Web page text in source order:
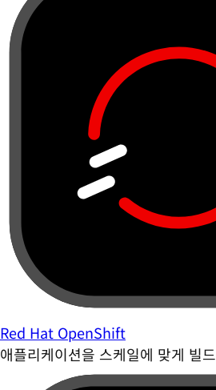
Red Hat OpenShift
애플리케이션을 스케일에 맞게 빌